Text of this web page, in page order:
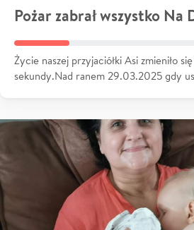
Pożar zabrał wszystko Na
Życie naszej przyjaciółki Asi zmieniło
sekundy.Nad ranem 29.03.2025 gdy